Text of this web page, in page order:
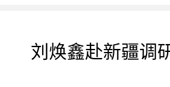
刘焕鑫赴新疆调